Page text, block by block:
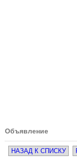
Объявление
НАЗАД К СПИСКУ